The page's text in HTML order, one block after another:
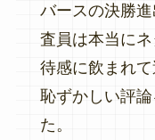
バースの決勝
査員は本当に
待感に飲まれ
恥ずかしい評
た。